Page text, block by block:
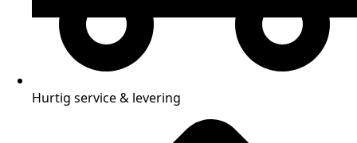
Hurtig service & levering